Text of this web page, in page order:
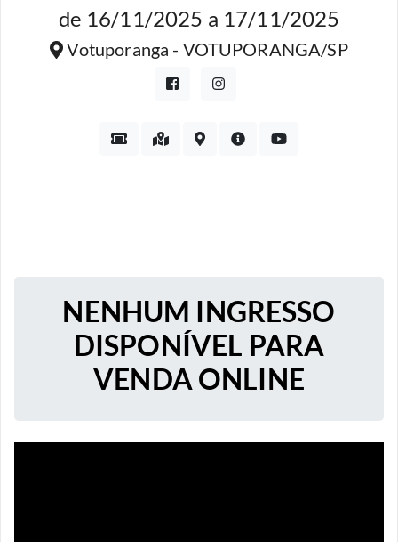
de 16/11/2025 a 17/11/2025
Votuporanga - VOTUPORANGA/SP
NENHUM INGRESSO
DISPONÍVEL PARA
VENDA ONLINE